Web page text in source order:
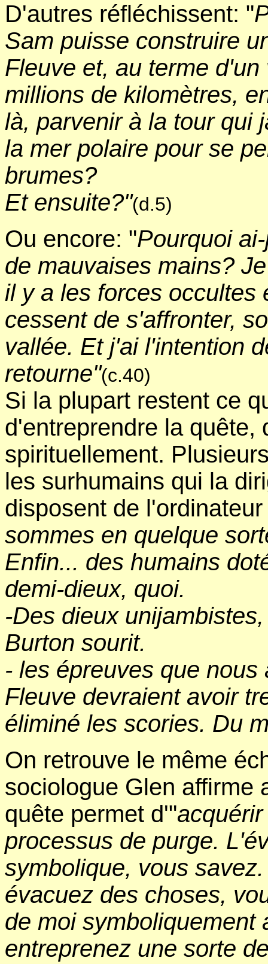
D'autres réfléchissent: "
Sam puisse construire
Fleuve et, au terme
millions de kilomètres,
là, parvenir à la tour qui
la mer polaire pour se
brumes?
Et ensuite?"(d.5)
Ou encore: "Pourquoi
de mauvaises mains?
il y a les forces occultes
cessent de s'affronter,
vallée. Et j'ai l'intention
retourne"(c.40)
Si la plupart restent ce
d'entreprendre la quête,
spirituellement.
les surhumains qui la
disposent de
sommes en quelque
Enfin... des humains
demi-dieux, quoi.
-Des dieux
Burton sourit.
- les épreuves que
Fleuve devraient avoir
éliminé les scories. Du
On retrouve le même
sociologue Glen affirme
quête permet d'"
processus de purge.
symbolique, vous
évacuez des choses,
de moi symboliquement
entreprenez une sorte